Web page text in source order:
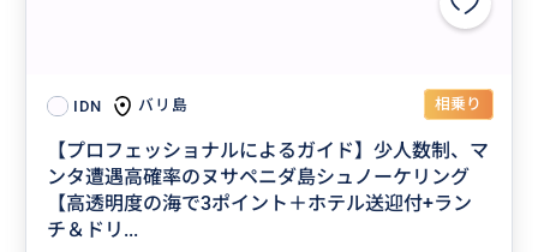
IDN バリ島 相乗り
【プロフェッショナルによるガイド】少人数制、マ
ンタ遭遇高確率のヌサペニダ島シュノーケリング
【高透明度の海で3ポイント＋ホテル送迎付+ラン
チ＆ドリ...